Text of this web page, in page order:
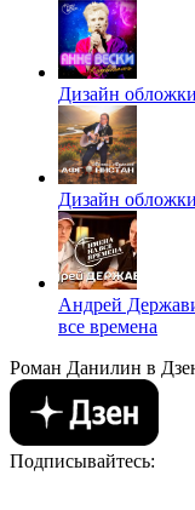
Дизайн
Дизайн
Андрей
все времена
Роман Данилин в
Подписывайтесь: